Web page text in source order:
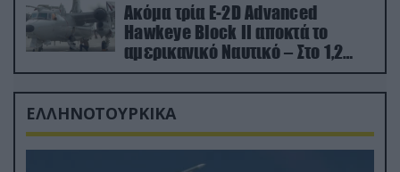
Ακόμα τρία E-2D Advanced
Hawkeye Block II αποκτά το
αμερικανικό Ναυτικό – Στο 1,2
δισ.δολάρια το κόστος
ΕΛΛΗΝΟΤΟΥΡΚΙΚΑ